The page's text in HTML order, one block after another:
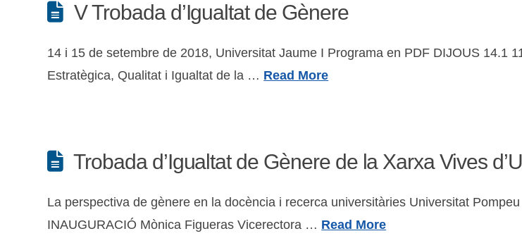
V Trobada d’Igualtat de Gènere
14 i 15 de setembre de 2018, Universitat Jaume I Programa en PDF DIJOUS 14.1
Estratègica, Qualitat i Igualtat de la … Read More
Trobada d’Igualtat de Gènere de la Xarxa Vives
La perspectiva de gènere en la docència i recerca universitàries Universitat
INAUGURACIÓ Mònica Figueras Vicerectora … Read More